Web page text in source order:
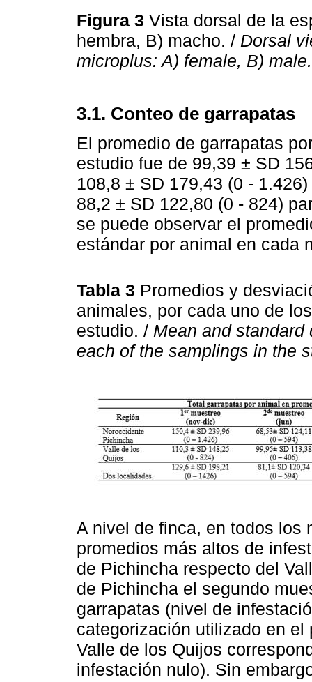
Figura 3 Vista dorsal de la
hembra, B) macho. / Dorsal
microplus: A) female, B) male.
3.1. Conteo de garrapatas
El promedio de garrapatas
estudio fue de 99,39 ± SD
108,8 ± SD 179,43 (0 -
88,2 ± SD 122,80 (0 - 824)
se puede observar el
estándar por animal en cada
Tabla 3 Promedios y
animales, por cada uno de
estudio. / Mean and
each of the samplings in the
A nivel de finca, en todos los
promedios más altos de
de Pichincha respecto del
de Pichincha el segundo
garrapatas (nivel de
categorización utilizado en
Valle de los Quijos
infestación nulo). Sin